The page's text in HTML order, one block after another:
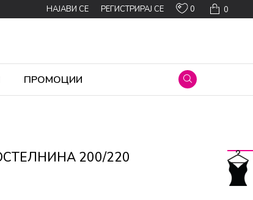
0
0
НАЈАВИ СЕ РЕГИСТРИРАЈ СЕ
ПРОМОЦИИ
200/220